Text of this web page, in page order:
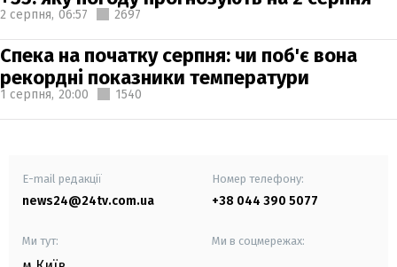
2 серпня, 06:57 2697
Спека на початку серпня: чи поб'є вона
рекордні показники температури
1 серпня, 20:00 1540
E-mail редакції
news24@24tv.com.ua
Номер телефону:
+38 044 390 5077
Ми тут: Ми в соцмережах: